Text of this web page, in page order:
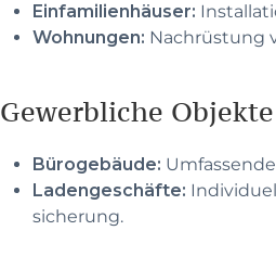
Einfamilienhäuser:
Wohnungen: Nachrüstung
Gewerbliche Objekte
Bürogebäude:
Ladengeschäfte:
sicherung.